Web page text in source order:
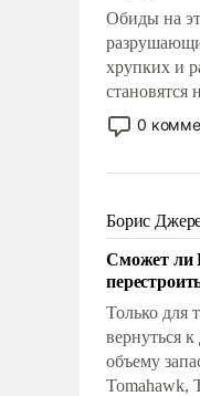
Обиды на
хрупких и
становятся
постепенно
отменяя
ударами
слабым,
0
Борис
Сможет ли
Только для
вернуться
объему
Tomahawk,